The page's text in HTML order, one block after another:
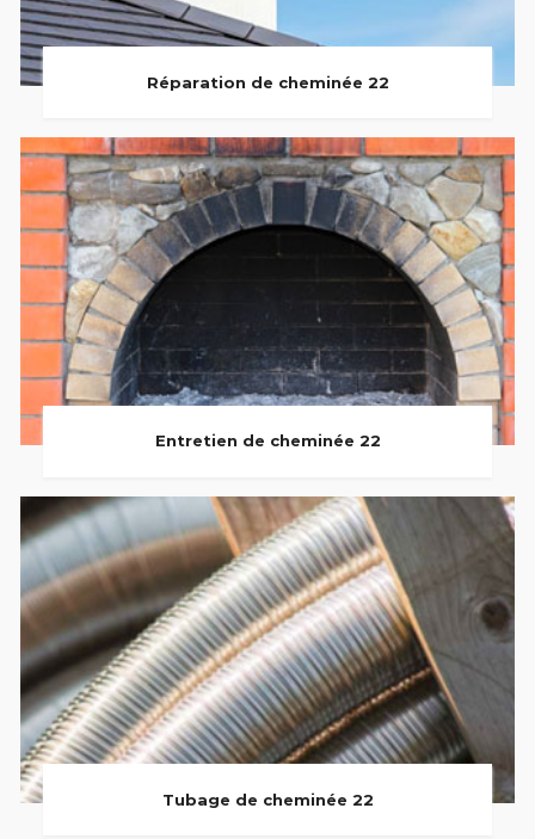
Réparation de cheminée 22
Entretien de cheminée 22
Tubage de cheminée 22